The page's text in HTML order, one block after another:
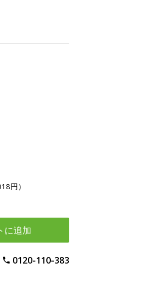
円）
に追加
0120-110-383